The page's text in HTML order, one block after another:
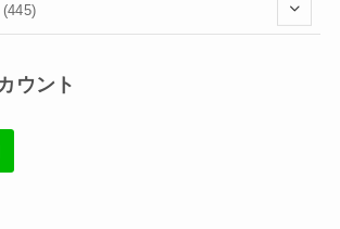
(445)
ウント